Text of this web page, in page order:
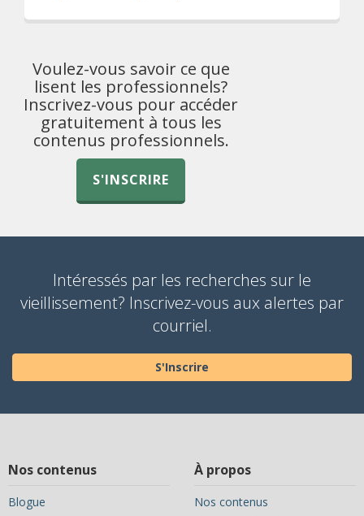
Voulez-vous savoir ce que
lisent les professionnels?
Inscrivez-vous pour accéder
gratuitement à tous les
contenus professionnels.
S'INSCRIRE
Intéressés par les recherches sur le
vieillissement? Inscrivez-vous aux alertes par
courriel.
S'Inscrire
Nos contenus
Blogue
À propos
Nos contenus